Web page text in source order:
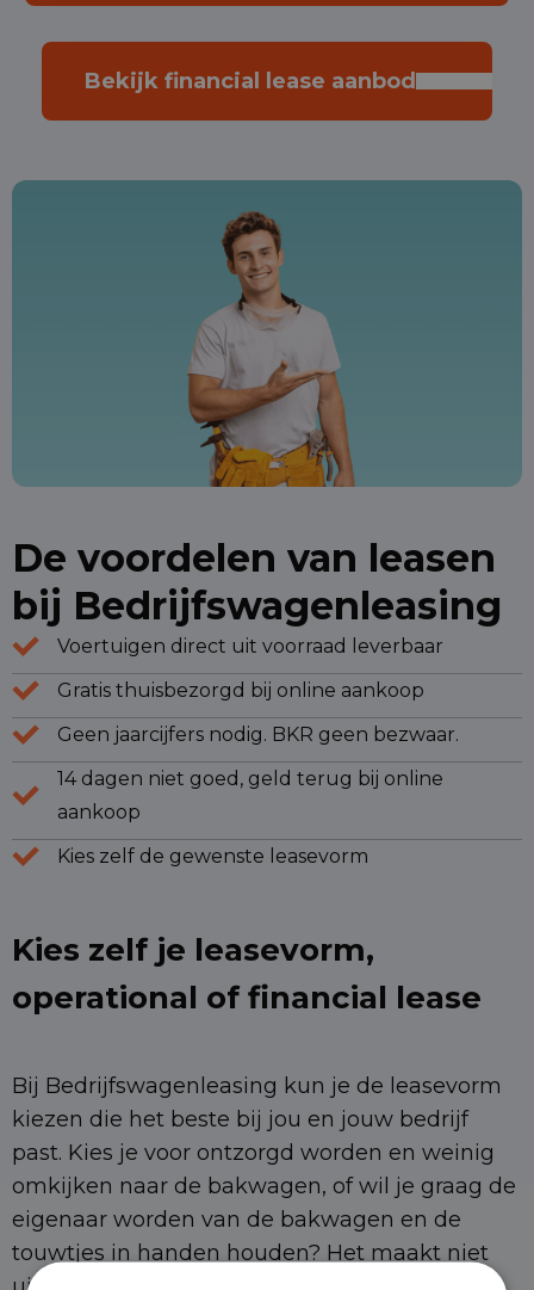
Bekijk financial lease aanbod
De voordelen van leasen
bij Bedrijfswagenleasing
Voertuigen direct uit voorraad leverbaar
Gratis thuisbezorgd bij online aankoop
Geen jaarcijfers nodig. BKR geen bezwaar.
14 dagen niet goed, geld terug bij online
aankoop
Kies zelf de gewenste leasevorm
Kies zelf je leasevorm,
operational of financial lease
Bij Bedrijfswagenleasing kun je de leasevorm
kiezen die het beste bij jou en jouw bedrijf
past. Kies je voor ontzorgd worden en weinig
omkijken naar de bakwagen, of wil je graag de
eigenaar worden van de bakwagen en de
touwtjes in handen houden? Het maakt niet